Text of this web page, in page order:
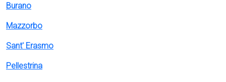
Burano
Mazzorbo
Sant' Erasmo
Pellestrina